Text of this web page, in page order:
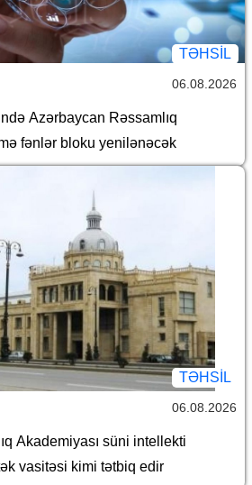
TƏHSIL
06.08.2026
Azərbaycan Rəssamlıq
fənlər bloku yenilənəcək
TƏHSIL
06.08.2026
Akademiyası süni intellekti
vasitəsi kimi tətbiq edir